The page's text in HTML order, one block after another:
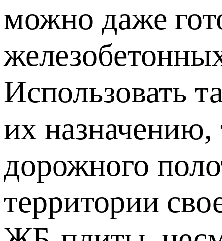
можно даже
Использовать
их назначению,
дорожного
территории